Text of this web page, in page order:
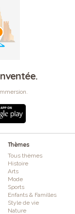
Thèmes
Tous thèmes
Histoire
Arts
Mode
Sports
Enfants & Familles
Style de vie
Nature